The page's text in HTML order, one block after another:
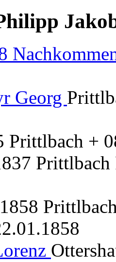
Georg
Prittlbach +
Prittlbach